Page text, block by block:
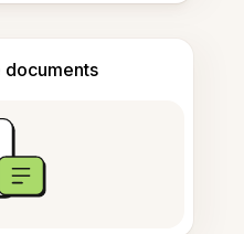
documents